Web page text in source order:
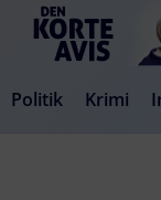
Politik Krimi